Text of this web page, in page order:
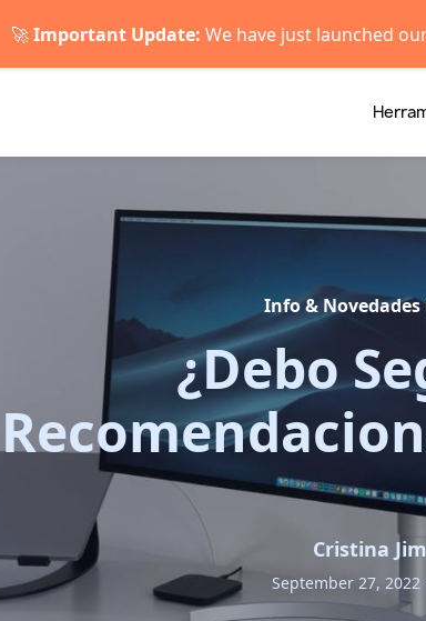
🚀Important Update: We have just launched
Info & Novedades
¿Debo
Cristina
September 27, 2022